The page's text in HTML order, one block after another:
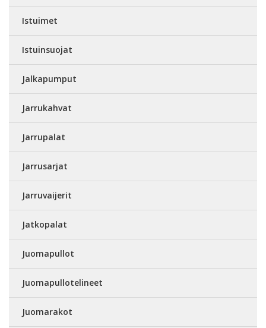
Istuimet
Istuinsuojat
Jalkapumput
Jarrukahvat
Jarrupalat
Jarrusarjat
Jarruvaijerit
Jatkopalat
Juomapullot
Juomapullotelineet
Juomarakot